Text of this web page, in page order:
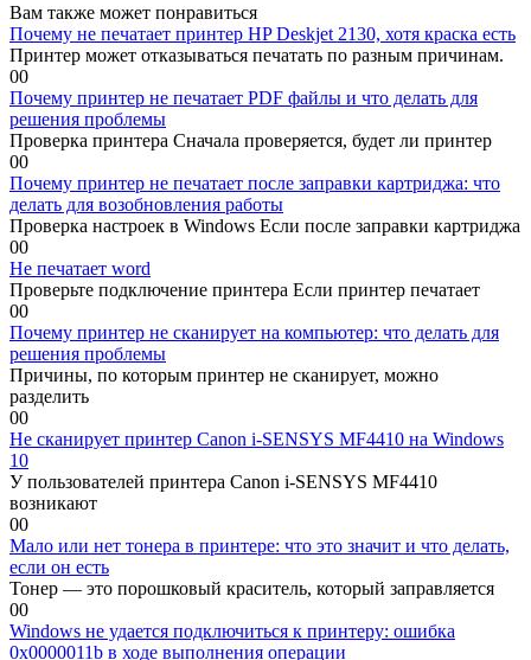
Вам также может понравиться
Почему не печатает принтер HP Deskjet 2130, хотя краска есть
Принтер может отказываться печатать по разным причинам.
00
Почему принтер не печатает PDF файлы и что делать для
решения проблемы
Проверка принтера Сначала проверяется, будет ли принтер
00
Почему принтер не печатает после заправки картриджа: что
делать для возобновления работы
Проверка настроек в Windows Если после заправки картриджа
00
Не печатает word
Проверьте подключение принтера Если принтер печатает
00
Почему принтер не сканирует на компьютер: что делать для
решения проблемы
Причины, по которым принтер не сканирует, можно
разделить
00
Не сканирует принтер Canon i-SENSYS MF4410 на Windows
10
У пользователей принтера Canon i-SENSYS MF4410
возникают
00
Мало или нет тонера в принтере: что это значит и что делать,
если он есть
Тонер — это порошковый краситель, который заправляется
00
Windows не удается подключиться к принтеру: ошибка
0x0000011b в ходе выполнения операции